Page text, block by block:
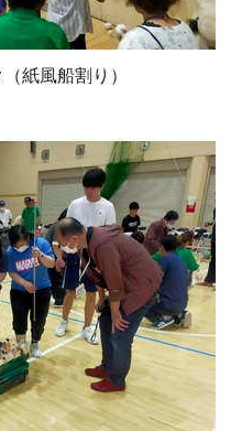
紙風船割り）